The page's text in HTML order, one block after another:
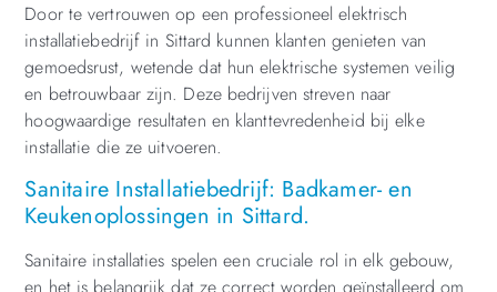
Door te vertrouwen op een professioneel elektrisch
installatiebedrijf in Sittard kunnen klanten genieten van
gemoedsrust, wetende dat hun elektrische systemen veilig
en betrouwbaar zijn. Deze bedrijven streven naar
hoogwaardige resultaten en klanttevredenheid bij elke
installatie die ze uitvoeren.
Sanitaire Installatiebedrijf: Badkamer- en
Keukenoplossingen in Sittard.
Sanitaire installaties spelen een cruciale rol in elk gebouw,